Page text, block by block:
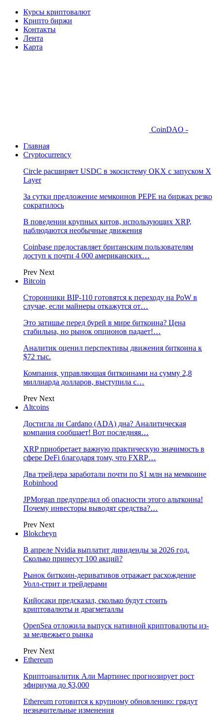
Курсы криптовалют
Крипто биржи
Контакты
Лента
Карта
CoinDAO -
Главная
Cryptocurrency
Circle расширяет USDC в экосистему OKX с запуском X
Layer
За сутки предложение мемкоинов PEPE на биржах резко
сократилось
В поведении крупных китов, использующих XRP,
наблюдаются необычные движения
Coinbase предоставляет британским пользователям
доступ к почти 4 000 американских…
Prev Next
Bitcoin
Сторонники BIP-110 готовятся к переходу на PoW в
случае, если майнеры откажутся от…
Это затишье перед бурей в мире биткоина? Цена
стабильна, но рынок опционов падает!…
Аналитик оценил перспективы движения биткоина к
$72 тыс.
Компания, управляющая биткоинами на сумму 2,8
миллиарда долларов, выступила с…
Prev Next
Altcoins
Достигла ли Cardano (ADA) дна? Аналитическая
компания сообщает! Вот последняя…
XRP приобретает важную практическую значимость в
сфере DeFi благодаря тому, что FXRP…
Два трейдера заработали почти по $1 млн на мемкоине
Robinhood
JPMorgan предупредил об опасности этого альткоина!
Почему инвесторы выводят средства?…
Prev Next
Blokcheyn
В апреле Nvidia выплатит дивиденды за 2026 год.
Сколько принесут 100 акций?
Рынок биткоин-деривативов отражает расхождение
Уолл-стрит и трейдерами
Кийосаки предсказал, сколько будут стоить
криптовалюты и драгметаллы
OpenSea отложила выпуск нативной криптовалюты из-
за медвежьего рынка
Prev Next
Ethereum
Криптоаналитик Али Мартинес прогнозирует рост
эфириума до $3,000
Ethereum готовится к крупному обновлению: грядут
незначительные изменения